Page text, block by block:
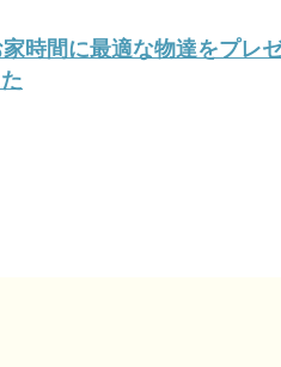
時間に最適な物達をプレ